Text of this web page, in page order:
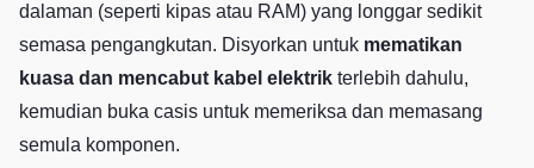
dalaman (seperti kipas atau RAM) yang longgar sedikit
semasa pengangkutan. Disyorkan untuk mematikan
kuasa dan mencabut kabel elektrik terlebih dahulu,
kemudian buka casis untuk memeriksa dan memasang
semula komponen.